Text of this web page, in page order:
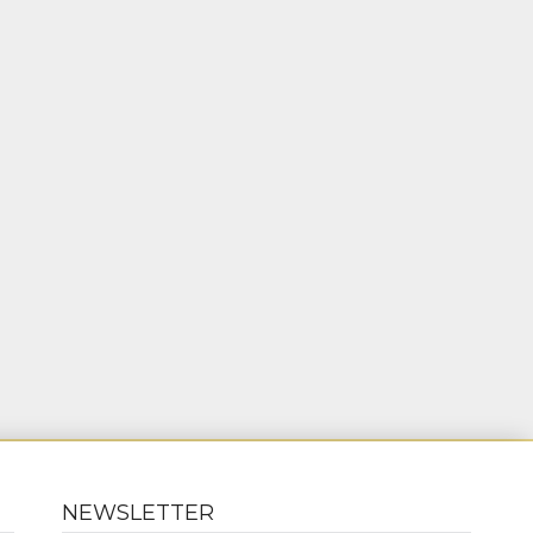
NEWSLETTER